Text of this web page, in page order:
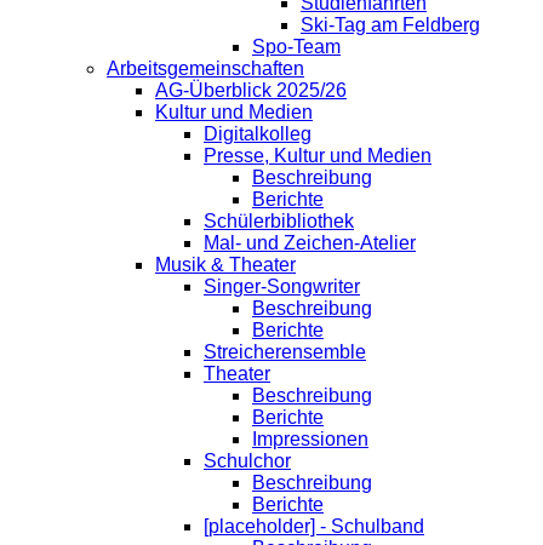
Ski-Tag am Feldberg
Spo-Team
Arbeitsgemeinschaften
AG-Überblick 2025/26
Kultur und Medien
Digitalkolleg
Presse, Kultur und Medien
Beschreibung
Berichte
Schülerbibliothek
Mal- und Zeichen-Atelier
Musik & Theater
Singer-Songwriter
Beschreibung
Berichte
Streicherensemble
Theater
Beschreibung
Berichte
Impressionen
Schulchor
Beschreibung
Berichte
[placeholder] - Schulband